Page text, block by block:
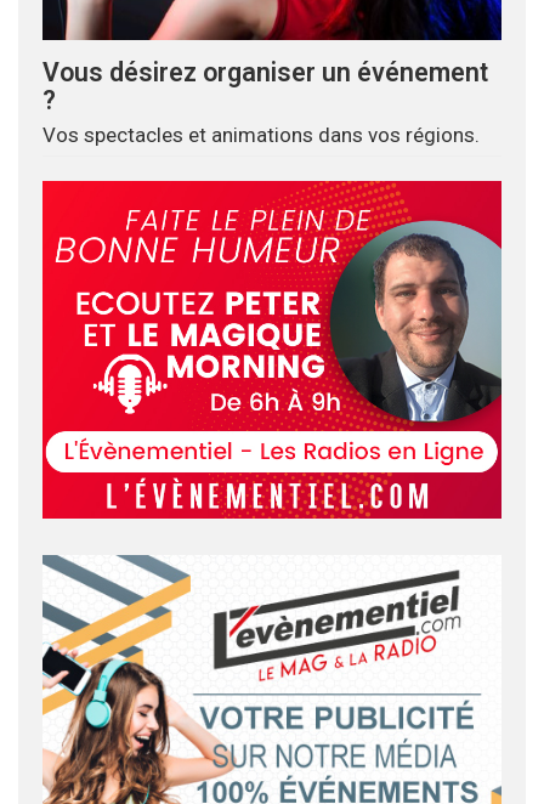
Vous désirez organiser un événement
?
Vos spectacles et animations dans vos régions.